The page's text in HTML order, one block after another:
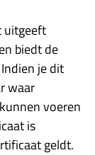
uitgeeft
biedt de
je dit
waar
voeren
is
geldt.